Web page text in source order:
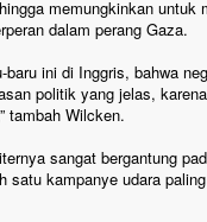
memungkinkan untuk
dalam perang Gaza.
ini di Inggris, bahwa
politik yang jelas,
tambah Wilcken.
sangat bergantung
satu kampanye udara